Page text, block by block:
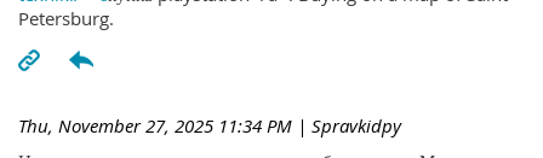
Petersburg.
Thu, November 27, 2025 11:34 PM | Spravkidpy